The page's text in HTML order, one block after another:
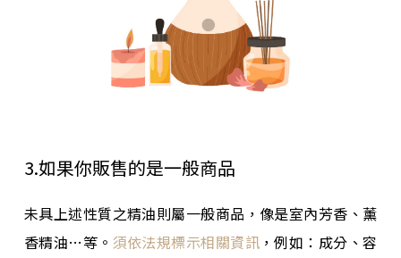
3.如果你販售的是一般商品
未具上述性質之精油則屬一般商品，像是室內芳香、薰
香精油…等。 須依法規標示相關資訊，例如：成分、容